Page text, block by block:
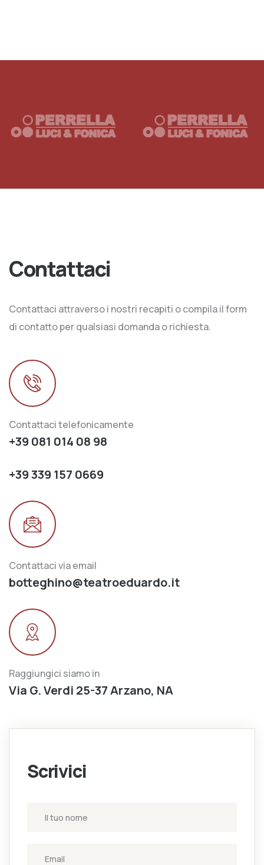
Contattaci
Contattaci attraverso i nostri recapiti o compila il form
di contatto per qualsiasi domanda o richiesta.
Contattaci telefonicamente
+39 081 014 08 98
+39 339 157 0669
Contattaci via email
botteghino@teatroeduardo.it
Raggiungici siamo in
Via G. Verdi 25-37 Arzano, NA
Scrivici